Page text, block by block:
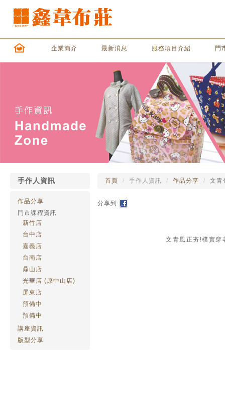
企業簡介 最新消息 服務項目介紹 門
手作人資訊
作品分享
門市課程資訊
新竹店
台中店
嘉義店
台南店
鼎山店
光華店 (原中山店)
屏東店
預備中
預備中
講座資訊
版型分享
首頁 手作人資訊 作品分享 文青
分享到:
文青風正夯!樸實穿